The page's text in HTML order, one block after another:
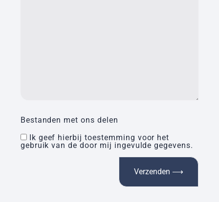
Bestanden met ons delen
Ik geef hierbij toestemming voor het
gebruik van de door mij ingevulde gegevens.